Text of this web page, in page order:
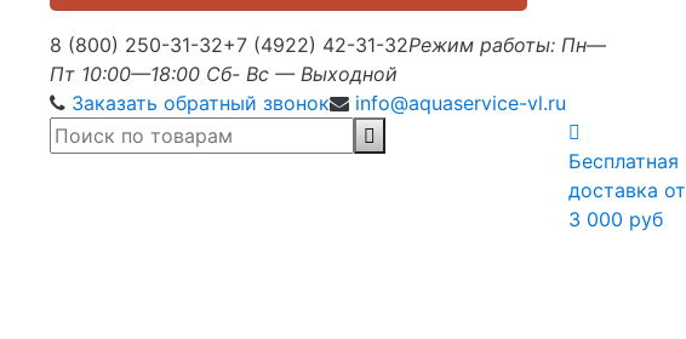
8 (800) 250-31-32+7 (4922) 42-31-32Режим работы: Пн—
Пт 10:00—18:00 Сб- Вс — Выходной
Заказать обратный звонок
info@aquaservice-vl.ru
Бесплатная
доставка от
3 000 руб